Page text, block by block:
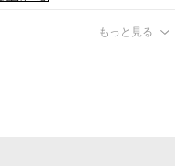
もっと見る